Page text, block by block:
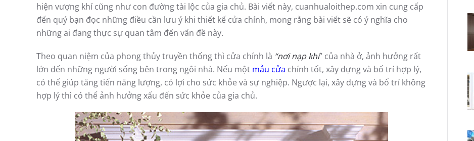
hiện vượng khí cũng như con đường tài lộc của gia chủ. Bài viết này, cuanhualoithep.com xin cung cấp
đến quý bạn đọc những điều cần lưu ý khi thiết kế cửa chính, mong rằng bài viết sẽ có ý nghĩa cho
những ai đang thực sự quan tâm đến vấn đề này.
Theo quan niệm của phong thủy truyền thống thì cửa chính là “nơi nạp khí” của nhà ở, ảnh hưởng rất
lớn đến những người sống bên trong ngôi nhà. Nếu một mẫu cửa chính tốt, xây dựng và bố trí hợp lý,
có thể giúp tăng tiến năng lượng, có lợi cho sức khỏe và sự nghiệp. Ngược lại, xây dựng và bố trí không
hợp lý thì có thể ảnh hưởng xấu đến sức khỏe của gia chủ.